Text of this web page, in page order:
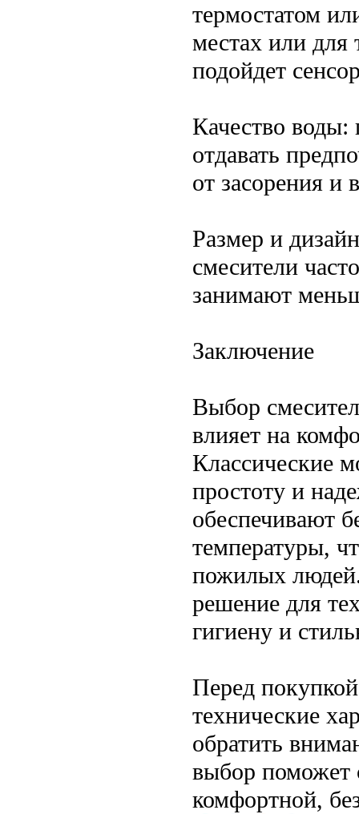
термостатом
местах или для
подойдет
Качество воды:
отдавать
от засорения и
Размер и
смесители
занимают
Заключение
Выбор
влияет на
Классические
простоту и
обеспечивают
температуры,
пожилых
решение для
гигиену и
Перед
технические
обратить
выбор поможет
комфортной,